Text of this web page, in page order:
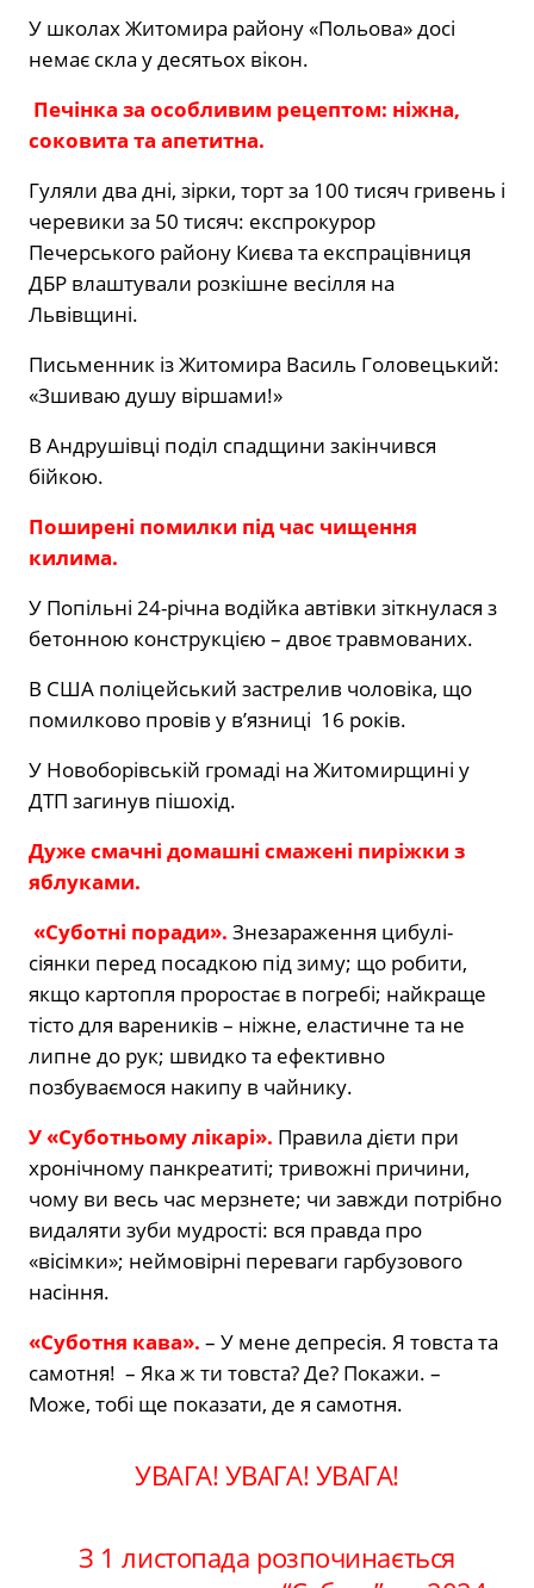
У школах Житомира району «Польова» досі
немає скла у десятьох вікон.
Печінка за особливим рецептом: ніжна,
соковита та апетитна.
Гуляли два дні, зірки, торт за 100 тисяч гривень і
черевики за 50 тисяч: експрокурор
Печерського району Києва та експрацівниця
ДБР влаштували розкішне весілля на
Львівщині.
Письменник із Житомира Василь Головецький:
«Зшиваю душу віршами!»
В Андрушівці поділ спадщини закінчився
бійкою.
Поширені помилки під час чищення
килима.
У Попільні 24-річна водійка автівки зіткнулася з
бетонною конструкцією – двоє травмованих.
В США поліцейський застрелив чоловіка, що
помилково провів у в’язниці 16 років.
У Новоборівській громаді на Житомирщині у
ДТП загинув пішохід.
Дуже смачні домашні смажені пиріжки з
яблуками.
«Суботні поради». Знезараження цибулі-
сіянки перед посадкою під зиму; що робити,
якщо картопля проростає в погребі; найкраще
тісто для вареників – ніжне, еластичне та не
липне до рук; швидко та ефективно
позбуваємося накипу в чайнику.
У «Суботньому лікарі». Правила дієти при
хронічному панкреатиті; тривожні причини,
чому ви весь час мерзнете; чи завжди потрібно
видаляти зуби мудрості: вся правда про
«вісімки»; неймовірні переваги гарбузового
насіння.
«Суботня кава». – У мене депресія. Я товста та
самотня! – Яка ж ти товста? Де? Покажи. –
Може, тобі ще показати, де я самотня.
УВАГА! УВАГА! УВАГА!
З 1 листопада розпочинається